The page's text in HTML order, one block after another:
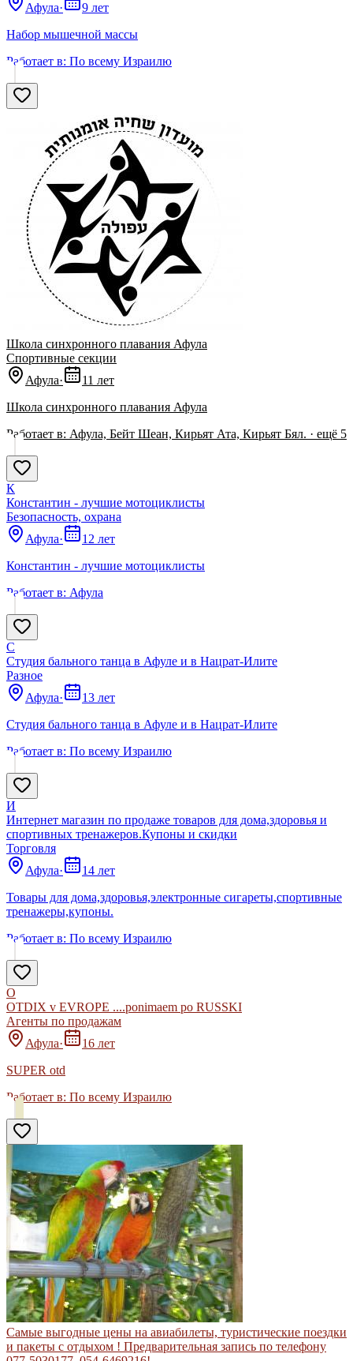
Афула·
9 лет
Набор мышечной массы
Работает в: По всему Израилю
Школа синхронного плавания Афула
Спортивные секции
Афула·
11 лет
Школа синхронного плавания Афула
Работает в: Афула, Бейт Шеан, Кирьят Ата, Кирьят Бял. · ещё 5
К
Константин - лучшие мотоциклисты
Безопасность, охрана
Афула·
12 лет
Константин - лучшие мотоциклисты
Работает в: Афула
С
Студия бального танца в Афуле и в Нацрат-Илите
Разное
Афула·
13 лет
Студия бального танца в Афуле и в Нацрат-Илите
Работает в: По всему Израилю
И
Интернет магазин по продаже товаров для дома,здоровья и
спортивных тренажеров.Купоны и скидки
Торговля
Афула·
14 лет
Товары для дома,здоровья,электронные сигареты,спортивные
тренажеры,купоны.
Работает в: По всему Израилю
O
OTDIX v EVROPE ....ponimaem po RUSSKI
Агенты по продажам
Афула·
16 лет
SUPER otd
Работает в: По всему Израилю
Cамые выгодные цены на авиабилеты, туристические поездки
и пакеты с отдыхом ! Предварительная запись по телефону